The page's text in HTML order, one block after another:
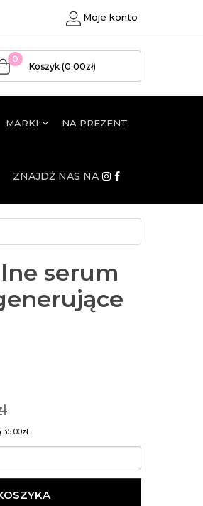
Moje konto
0
Koszyk (0.00zł)
MARKI NA PREZENT
ZNAJDŹ NAS NA
serum